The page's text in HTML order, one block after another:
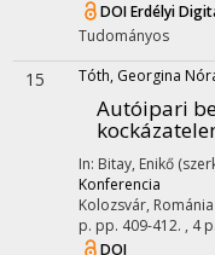
DOIErdélyi
Tudományos
15 Tóth, Georgina
Autóipari
In: Bitay, Enikő
Konferencia
Kolozsvár, Románia
p. pp. 409-412. , 4 p.
DOI